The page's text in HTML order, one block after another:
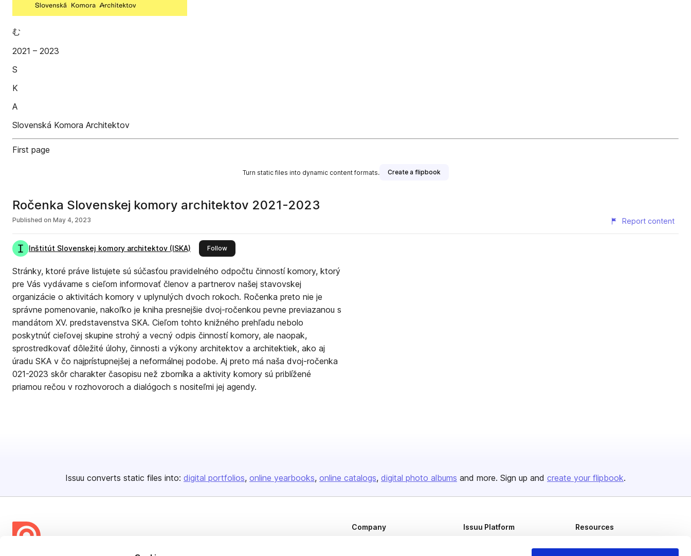
む
2021 – 2023
S
K
A
Slovenská Komora Architektov
First page
Turn static files into dynamic content formats. Create a flipbook
Ročenka Slovenskej komory architektov 2021-2023
Published on May 4, 2023 Report content
Inštitút Slovenskej komory architektov (ISKA) Followthis publisher
Stránky, ktoré práve listujete sú súčasťou pravidelného odpočtu činností komory, ktorý
pre Vás vydávame s cieľom informovať členov a partnerov našej stavovskej
organizácie o aktivitách komory v uplynulých dvoch rokoch. Ročenka preto nie je
správne pomenovanie, nakoľko je kniha presnejšie dvoj-ročenkou pevne previazanou s
mandátom XV. predstavenstva SKA. Cieľom tohto knižného prehľadu nebolo
poskytnúť cieľovej skupine strohý a vecný odpis činností komory, ale naopak,
sprostredkovať dôležité úlohy, činnosti a výkony architektov a architektiek, ako aj
úradu SKA v čo najprístupnejšej a neformálnej podobe. Aj preto má naša dvoj-ročenka
021-2023 skôr charakter časopisu než zborníka a aktivity komory sú priblížené
priamou rečou v rozhovoroch a dialógoch s nositeľmi jej agendy.
Issuu converts static files into: digital portfolios online yearbooks online catalogs digital photo albums and more. Sign up and create your flipbook.
Company Issuu Platform Resources